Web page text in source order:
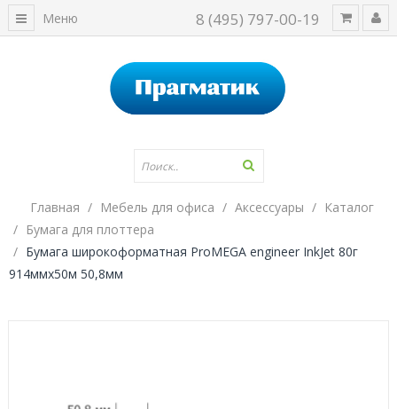
8 (495) 797-00-19
Меню
Главная Мебель для офиса Аксессуары
Каталог
Бумага для плоттера
Бумага широкоформатная ProMEGA engineer InkJet 80г
914ммх50м 50,8мм